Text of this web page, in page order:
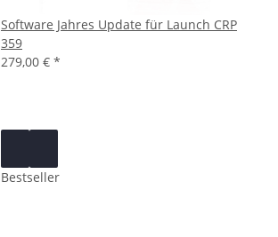
Software Jahres Update für Launch CRP
359
279,00 € *
Bestseller